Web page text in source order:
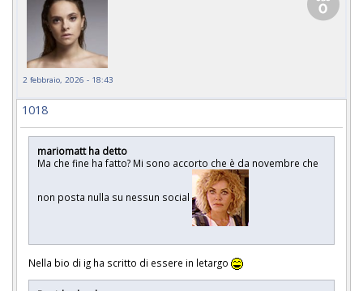
2 febbraio, 2026 - 18:43
1018
mariomatt ha detto
Ma che fine ha fatto? Mi sono accorto che è da novembre che
non posta nulla su nessun social
Nella bio di ig ha scritto di essere in letargo